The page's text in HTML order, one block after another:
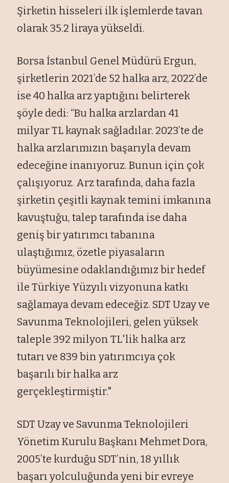
Şirketin hisseleri ilk işlemlerde tavan
olarak 35.2 liraya yükseldi.
Borsa İstanbul Genel Müdürü Ergun,
şirketlerin 2021’de 52 halka arz, 2022’de
ise 40 halka arz yaptığını belirterek
şöyle dedi: “Bu halka arzlardan 41
milyar TL kaynak sağladılar. 2023’te de
halka arzlarımızın başarıyla devam
edeceğine inanıyoruz. Bunun için çok
çalışıyoruz. Arz tarafında, daha fazla
şirketin çeşitli kaynak temini imkanına
kavuştuğu, talep tarafında ise daha
geniş bir yatırımcı tabanına
ulaştığımız, özetle piyasaların
büyümesine odaklandığımız bir hedef
ile Türkiye Yüzyılı vizyonuna katkı
sağlamaya devam edeceğiz. SDT Uzay ve
Savunma Teknolojileri, gelen yüksek
taleple 392 milyon TL'lik halka arz
tutarı ve 839 bin yatırımcıya çok
başarılı bir halka arz
gerçekleştirmiştir."
SDT Uzay ve Savunma Teknolojileri
Yönetim Kurulu Başkanı Mehmet Dora,
2005’te kurduğu SDT’nin, 18 yıllık
başarı yolculuğunda yeni bir evreye